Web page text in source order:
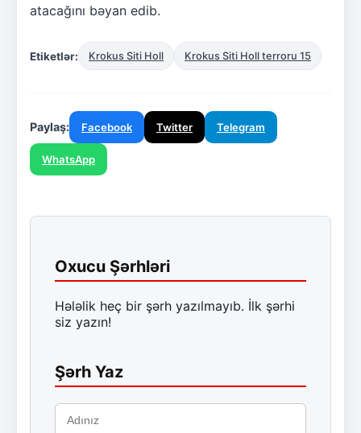
atacağını bəyan edib.
Etiketlər: Krokus Siti Holl Krokus Siti Holl terroru 15
Paylaş: Facebook Twitter Telegram
WhatsApp
Oxucu Şərhləri
Hələlik heç bir şərh yazılmayıb. İlk şərhi
siz yazın!
Şərh Yaz